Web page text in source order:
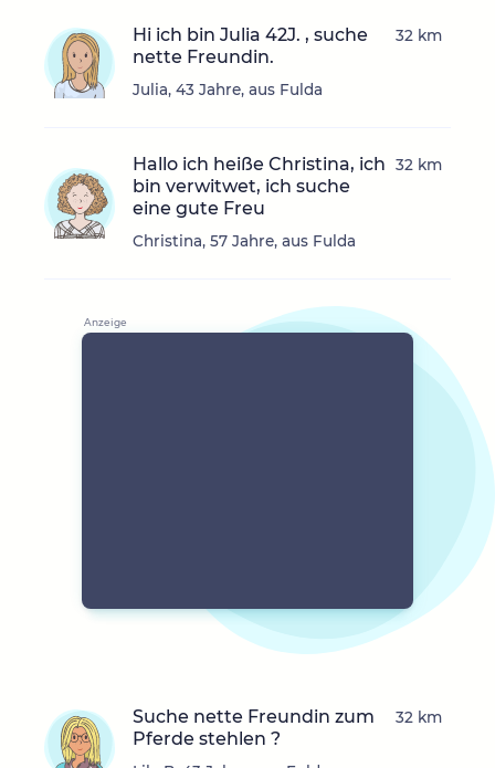
Hi ich bin Julia 42J. , suche
nette Freundin.
Julia, 43 Jahre, aus Fulda
32 km
Hallo ich heiße Christina, ich
bin verwitwet, ich suche
eine gute Freu
Christina, 57 Jahre, aus Fulda
32 km
Suche nette Freundin zum
Pferde stehlen ?
32 km